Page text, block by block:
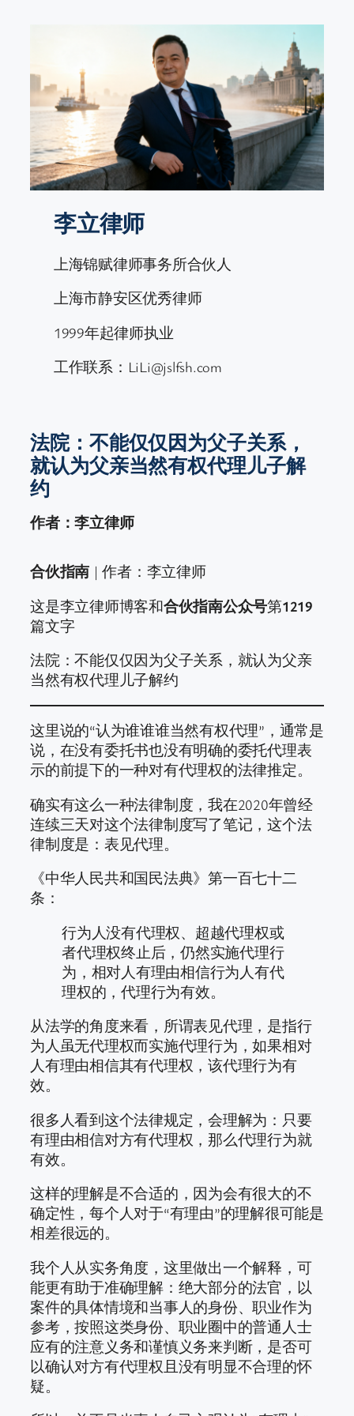
李立律师
上海锦赋律师事务所合伙人
上海市静安区优秀律师
1999年起律师执业
工作联系：LiLi@jslfsh.com
法院：不能仅仅因为父子关系，
就认为父亲当然有权代理儿子解
约
作者：李立律师
合伙指南 | 作者：李立律师
这是李立律师博客和合伙指南公众号第1219
篇文字
法院：不能仅仅因为父子关系，就认为父亲
当然有权代理儿子解约
这里说的“认为谁谁谁当然有权代理”，通常是
说，在没有委托书也没有明确的委托代理表
示的前提下的一种对有代理权的法律推定。
确实有这么一种法律制度，我在2020年曾经
连续三天对这个法律制度写了笔记，这个法
律制度是：表见代理。
《中华人民共和国民法典》第一百七十二
条：
行为人没有代理权、超越代理权或
者代理权终止后，仍然实施代理行
为，相对人有理由相信行为人有代
理权的，代理行为有效。
从法学的角度来看，所谓表见代理，是指行
为人虽无代理权而实施代理行为，如果相对
人有理由相信其有代理权，该代理行为有
效。
很多人看到这个法律规定，会理解为：只要
有理由相信对方有代理权，那么代理行为就
有效。
这样的理解是不合适的，因为会有很大的不
确定性，每个人对于“有理由”的理解很可能是
相差很远的。
我个人从实务角度，这里做出一个解释，可
能更有助于准确理解：绝大部分的法官，以
案件的具体情境和当事人的身份、职业作为
参考，按照这类身份、职业圈中的普通人士
应有的注意义务和谨慎义务来判断，是否可
以确认对方有代理权且没有明显不合理的怀
疑。